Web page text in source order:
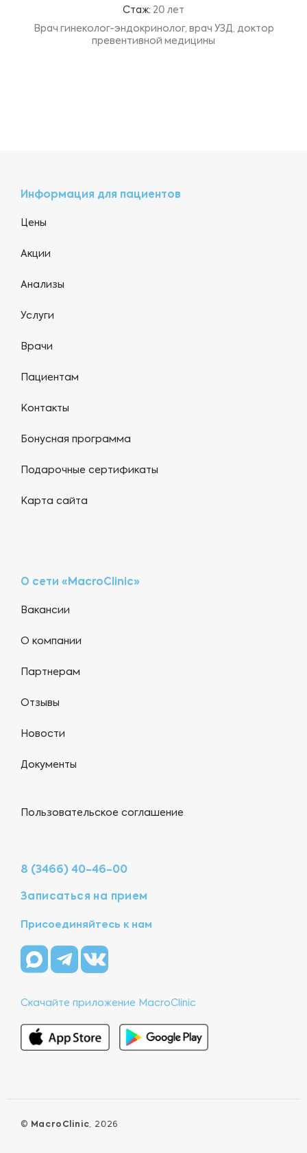
Стаж: 20 лет
Врач гинеколог-эндокринолог, врач УЗД, доктор
превентивной медицины
Информация для пациентов
Цены
Акции
Анализы
Услуги
Врачи
Пациентам
Контакты
Бонусная программа
Подарочные сертификаты
Карта сайта
О сети «MacroClinic»
Вакансии
О компании
Партнерам
Отзывы
Новости
Документы
Пользовательское соглашение
8 (3466) 40-46-00
Записаться на прием
Присоединяйтесь к нам
Скачайте приложение MacroClinic
© MacroClinic, 2026